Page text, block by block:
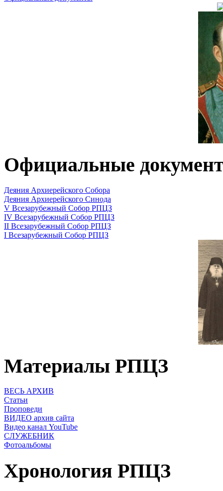
Официальные
Деяния Архиерейского Собора
Деяния Архиерейского Синода
V Всезарубежный Собор РПЦЗ
IV Всезарубежный Собор РПЦЗ
II Всезарубежный Собор РПЦЗ
I Всезарубежный Собор РПЦЗ
Материалы РПЦЗ
ВЕСЬ АРХИВ
Статьи
Проповеди
ВИДЕО архив сайта
Видео канал YouTube
СЛУЖЕБНИК
Фотоальбомы
Хронология РПЦЗ